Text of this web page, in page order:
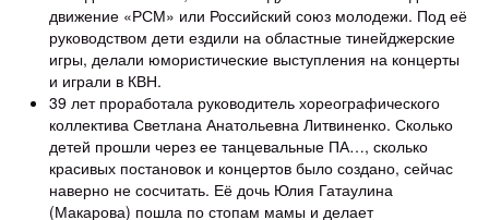
движение «РСМ» или Российский союз молодежи. Под её
руководством дети ездили на областные тинейджерские
игры, делали юмористические выступления на концерты
и играли в КВН.
39 лет проработала руководитель хореографического
коллектива Светлана Анатольевна Литвиненко. Сколько
детей прошли через ее танцевальные ПА…, сколько
красивых постановок и концертов было создано, сейчас
наверно не сосчитать. Её дочь Юлия Гатаулина
(Макарова) пошла по стопам мамы и делает